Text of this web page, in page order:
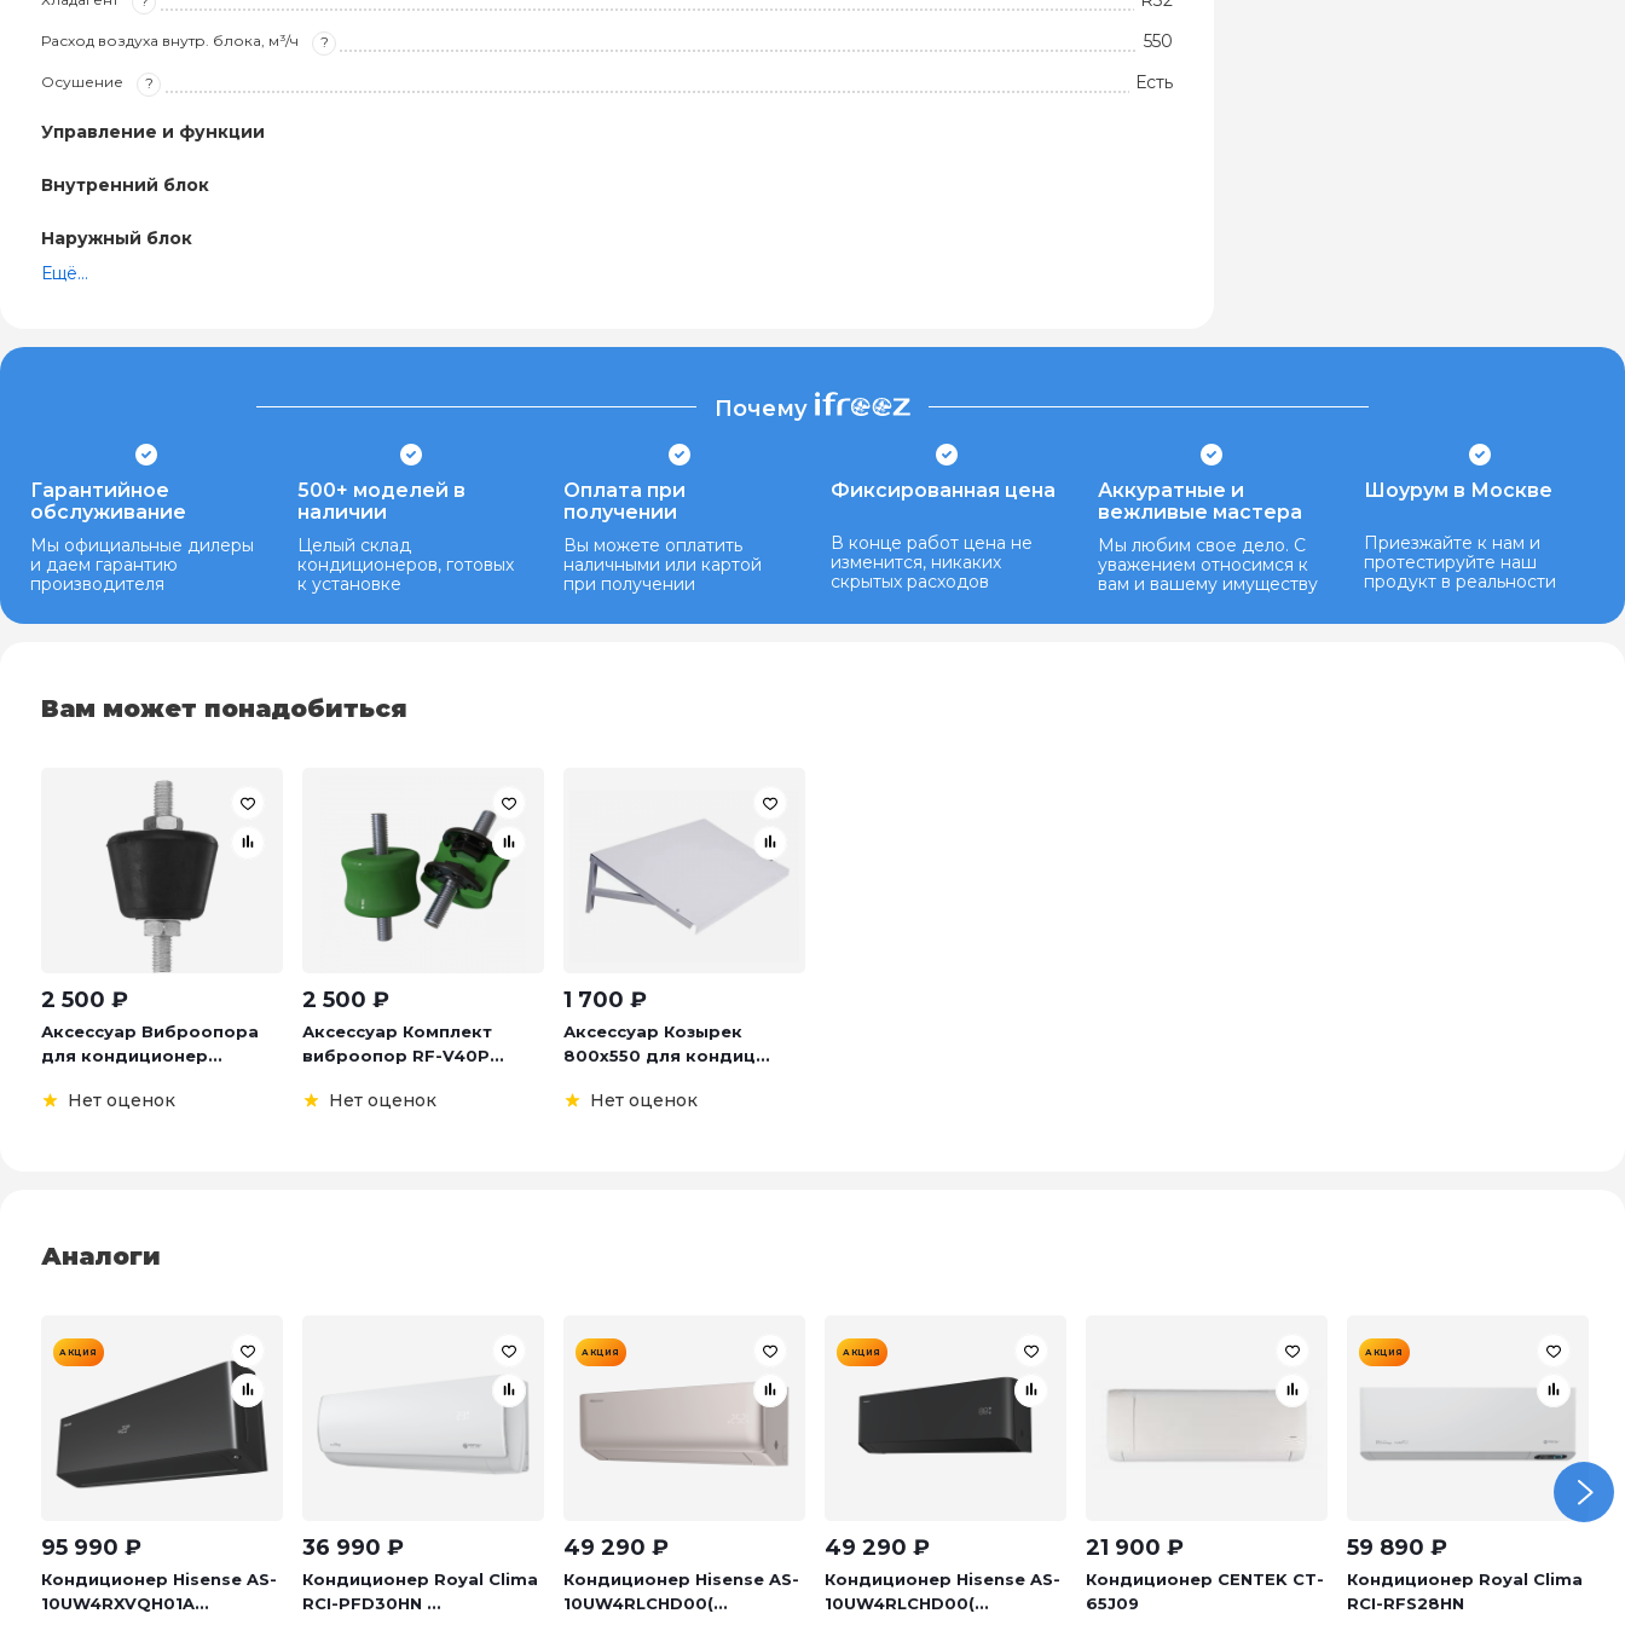
Расход воздуха внутр. блока, м³/ч ? 550
Осушение ? Есть
Управление и функции
Внутренний блок
Наружный блок
Ещё...
Почему
Гарантийное
обслуживание
Мы официальные дилеры
и даем гарантию
производителя
500+ моделей в
наличии
Целый склад
кондиционеров, готовых
к установке
Оплата при
получении
Вы можете оплатить
наличными или картой
при получении
Фиксированная цена
В конце работ цена не
изменится, никаких
скрытых расходов
Аккуратные и
вежливые мастера
Мы любим свое дело. С
уважением относимся к
вам и вашему имуществу
Шоурум в Москве
Приезжайте к нам и
протестируйте наш
продукт в реальности
Вам может понадобиться
2 500 ₽
Аксессуар Виброопора
для кондиционер...
Нет оценок
2 500 ₽
Аксессуар Комплект
виброопор RF-V40P...
Нет оценок
1 700 ₽
Аксессуар Козырек
800х550 для кондиц...
Нет оценок
Аналоги
АКЦИЯ
95 990 ₽
Кондиционер Hisense AS-
10UW4RXVQH01A...
36 990 ₽
Кондиционер Royal Clima
RCI-PFD30HN ...
АКЦИЯ
49 290 ₽
Кондиционер Hisense AS-
10UW4RLCHD00(...
АКЦИЯ
49 290 ₽
Кондиционер Hisense AS-
10UW4RLCHD00(...
21 900 ₽
Кондиционер CENTEK CT-
65J09
АКЦИЯ
59 890 ₽
Кондиционер Royal Clima
RCI-RFS28HN